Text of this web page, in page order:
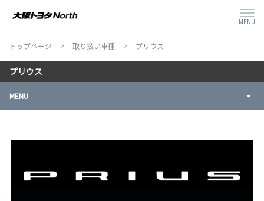
MENU
トップページ 取り扱い車種 プリウス
プリウス
MENU